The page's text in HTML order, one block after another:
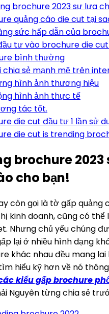
brochure 2023 sự lựa
quảng cáo die cut tại
sức hấp dẫn của
tư vào brochure die
bình thường
chia sẻ mạnh mẽ trên
hình ảnh thương hiệu
hình ảnh thực tế
tác tốt.
die cut đầu tư 1 lần sử
die cut is trending
brochure 2023
cho bạn!
còn gọi là tờ gấp quảng
kinh doanh, cũng có thể
Nhưng chủ yếu chúng
lại ở nhiều hình dạng
khác nhau đều mang lai
hiểu kỹ hơn về nó
kiểu gấp brochure
Nguyên từng chia sẻ